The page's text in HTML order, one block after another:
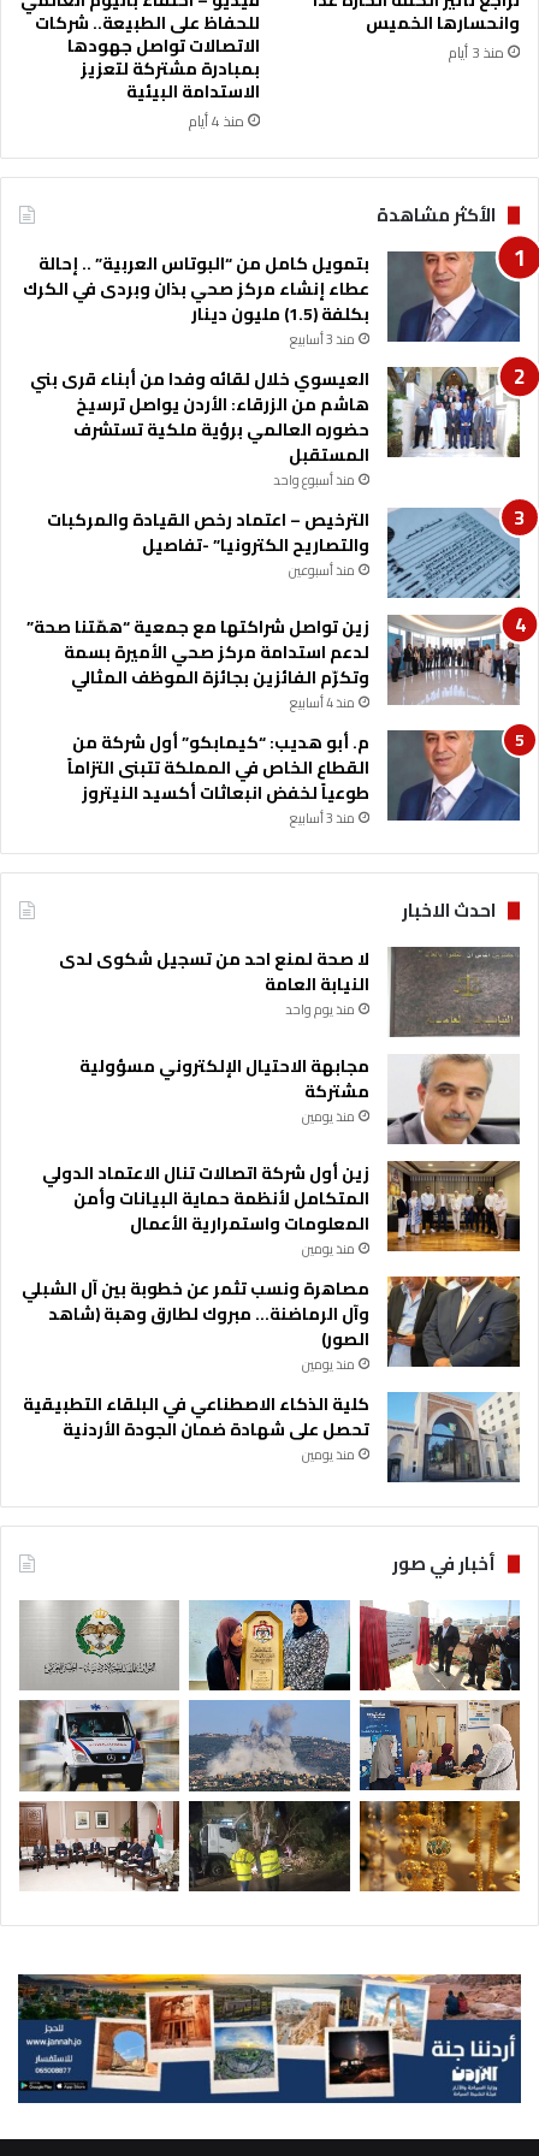
ا
ل
م
ة
ع
ز
ي
ر
ي
ب
و
ك
و
ر
ش
ل
و
وانحسارها الخميس
منذ 3 أيام
للحفاظ على الطبيعة.. شركات
الاتصالات تواصل جهودها
بمبادرة مشتركة لتعزيز
الاستدامة البيئية
منذ 4 أيام
الأكثر مشاهدة
بتمويل كامل من “البوتاس العربية” .. إحالة
عطاء إنشاء مركز صحي بذان وبردى في الكرك
بكلفة (1.5) مليون دينار
منذ 3 أسابيع
العيسوي خلال لقائه وفدا من أبناء قرى بني
هاشم من الزرقاء: الأردن يواصل ترسيخ
حضوره العالمي برؤية ملكية تستشرف
المستقبل
منذ أسبوع واحد
الترخيص – اعتماد رخص القيادة والمركبات
والتصاريح الكترونيا” -تفاصيل
منذ أسبوعين
زين تواصل شراكتها مع جمعية “همّتنا صحة”
لدعم استدامة مركز صحي الأميرة بسمة
وتكرّم الفائزين بجائزة الموظف المثالي
منذ 4 أسابيع
م. أبو هديب: “كيمابكو” أول شركة من
القطاع الخاص في المملكة تتبنى التزاماً
طوعياً لخفض انبعاثات أكسيد النيتروز
منذ 3 أسابيع
احدث الاخبار
لا صحة لمنع احد من تسجيل شكوى لدى
النيابة العامة
منذ يوم واحد
مجابهة الاحتيال الإلكتروني مسؤولية
مشتركة
منذ يومين
زين أول شركة اتصالات تنال الاعتماد الدولي
المتكامل لأنظمة حماية البيانات وأمن
المعلومات واستمرارية الأعمال
منذ يومين
مصاهرة ونسب تثمر عن خطوبة بين آل الشبلي
وآل الرماضنة… مبروك لطارق وهبة (شاهد
الصور)
منذ يومين
كلية الذكاء الاصطناعي في البلقاء التطبيقية
تحصل على شهادة ضمان الجودة الأردنية
منذ يومين
أخبار في صور